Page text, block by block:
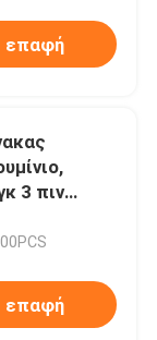
επαφή
3 πιν
επαφή